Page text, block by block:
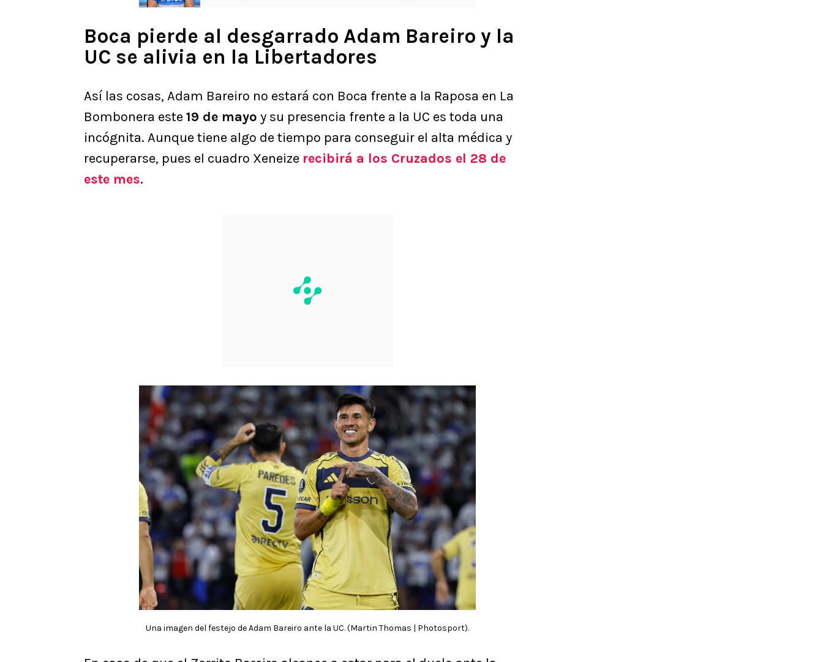
Boca pierde al desgarrado Adam Bareiro y la
UC se alivia en la Libertadores
Así las cosas, Adam Bareiro no estará con Boca frente a la Raposa en La
Bombonera este19 de mayo y su presencia frente a la UC es toda una
incógnita. Aunque tiene algo de tiempo para conseguir el alta médica y
recuperarse, pues el cuadro Xeneize recibirá a los Cruzados el 28 de
este mes.
Una imagen del festejo de Adam Bareiro ante la UC. (Martin Thomas | Photosport).